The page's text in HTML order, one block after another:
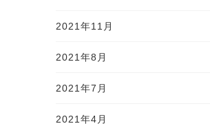
2021年11月
2021年8月
2021年7月
2021年4月